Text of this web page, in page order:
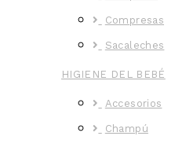
Compresas
Sacaleches
HIGIENE DEL BEBÉ
Accesorios
Champú